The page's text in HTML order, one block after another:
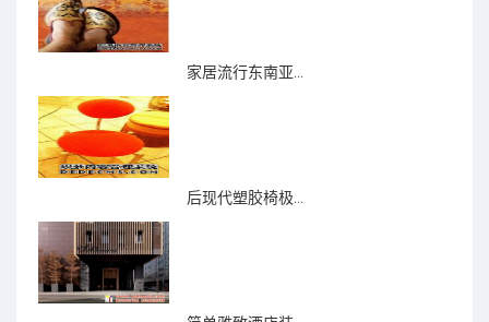
家居流行东南亚...
后现代塑胶椅极...